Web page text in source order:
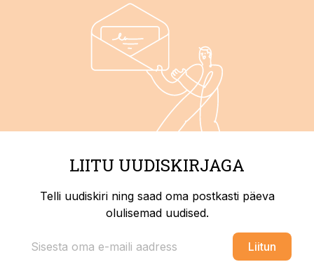
LIITU UUDISKIRJAGA
Telli uudiskiri ning saad oma postkasti päeva
olulisemad uudised.
Liitun